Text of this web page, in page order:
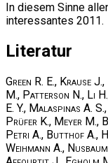
In diesem Sinne
interessantes 2011.
Literatur
Green R. E., Krause
M., Patterson N., Li
E. Y., Malaspinas A.
Prüfer K., Meyer M.,
Petri A., Butthof A.,
Weihmann A.,